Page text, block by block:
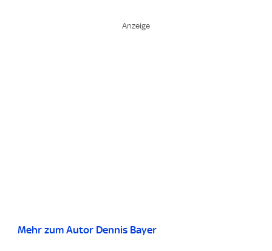
Mehr zum Autor Dennis Bayer